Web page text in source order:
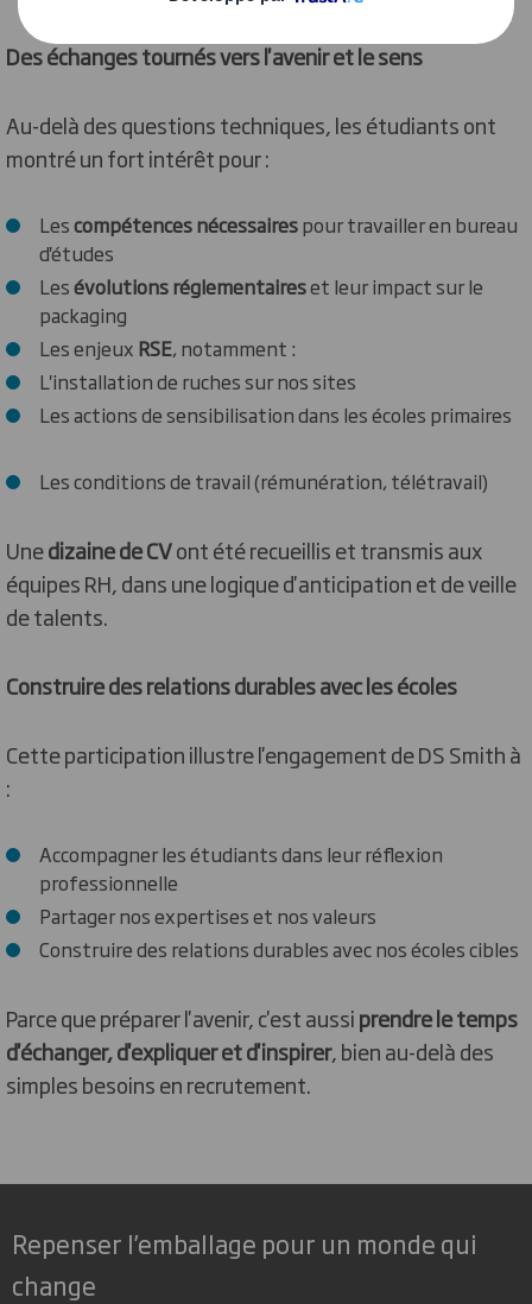
Des échanges tournés vers l'avenir et le sens
Au-delà des questions techniques, les étudiants ont
montré un fort intérêt pour :
Lescompétences nécessairespour travailler en bureau
d'études
Lesévolutions réglementaireset leur impact sur le
packaging
Les enjeux RSE, notamment :
L'installation de ruches sur nos sites
Les actions de sensibilisation dans les écoles primaires
Les conditions de travail (rémunération, télétravail)
Unedizaine de CVont été recueillis et transmis aux
équipes RH, dans une logique d'anticipation et de veille
de talents.
Construire des relations durables avec les écoles
Cette participation illustre l'engagement de DS Smith à
:
Accompagner les étudiants dans leur réflexion
professionnelle
Partager nos expertises et nos valeurs
Construire des relations durables avec nos écoles cibles
Parce que préparer l'avenir, c'est aussiprendre le temps
d'échanger, d'expliquer et d'inspirer, bien au-delà des
simples besoins en recrutement.
Repenser l’emballage pour un monde qui
change